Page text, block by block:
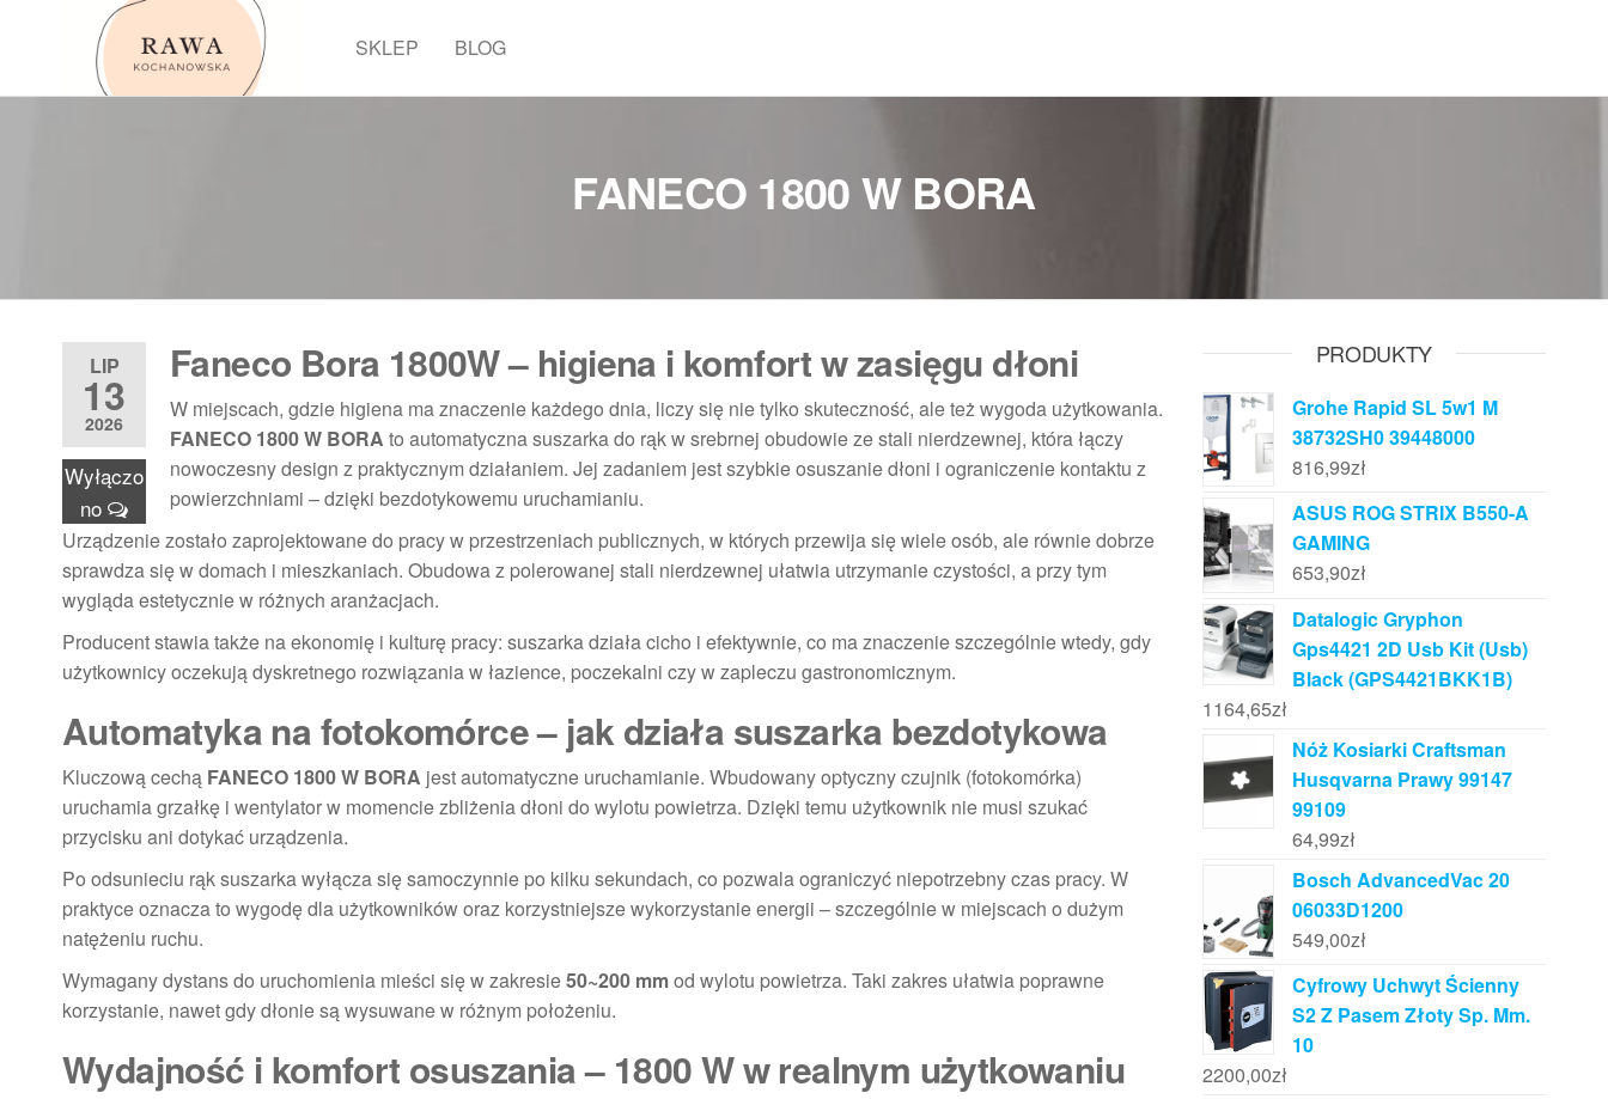
SKLEP BLOG
FANECO 1800 W BORA
LIP
13
2026
Wyłączo
no
Faneco Bora 1800W – higiena i komfort w zasięgu dłoni
W miejscach, gdzie higiena ma znaczenie każdego dnia, liczy się nie tylko skuteczność, ale też wygoda użytkowania.
FANECO 1800 W BORA to automatyczna suszarka do rąk w srebrnej obudowie ze stali nierdzewnej, która łączy
nowoczesny design z praktycznym działaniem. Jej zadaniem jest szybkie osuszanie dłoni i ograniczenie kontaktu z
powierzchniami – dzięki bezdotykowemu uruchamianiu.
Urządzenie zostało zaprojektowane do pracy w przestrzeniach publicznych, w których przewija się wiele osób, ale równie dobrze
sprawdza się w domach i mieszkaniach. Obudowa z polerowanej stali nierdzewnej ułatwia utrzymanie czystości, a przy tym
wygląda estetycznie w różnych aranżacjach.
Producent stawia także na ekonomię i kulturę pracy: suszarka działa cicho i efektywnie, co ma znaczenie szczególnie wtedy, gdy
użytkownicy oczekują dyskretnego rozwiązania w łazience, poczekalni czy w zapleczu gastronomicznym.
Automatyka na fotokomórce – jak działa suszarka bezdotykowa
Kluczową cechą FANECO 1800 W BORA jest automatyczne uruchamianie. Wbudowany optyczny czujnik (fotokomórka)
uruchamia grzałkę i wentylator w momencie zbliżenia dłoni do wylotu powietrza. Dzięki temu użytkownik nie musi szukać
przycisku ani dotykać urządzenia.
Po odsunieciu rąk suszarka wyłącza się samoczynnie po kilku sekundach, co pozwala ograniczyć niepotrzebny czas pracy. W
praktyce oznacza to wygodę dla użytkowników oraz korzystniejsze wykorzystanie energii – szczególnie w miejscach o dużym
natężeniu ruchu.
Wymagany dystans do uruchomienia mieści się w zakresie50~200 mmod wylotu powietrza. Taki zakres ułatwia poprawne
korzystanie, nawet gdy dłonie są wysuwane w różnym położeniu.
Wydajność i komfort osuszania – 1800 W w realnym użytkowaniu
PRODUKTY
Grohe Rapid SL 5w1 M
38732SH0 39448000
816,99zł
ASUS ROG STRIX B550-A
GAMING
653,90zł
Datalogic Gryphon
Gps4421 2D Usb Kit (Usb)
Black (GPS4421BKK1B)
1164,65zł
Nóż Kosiarki Craftsman
Husqvarna Prawy 99147
99109
64,99zł
Bosch AdvancedVac 20
06033D1200
549,00zł
Cyfrowy Uchwyt Ścienny
S2 Z Pasem Złoty Sp. Mm.
10
2200,00zł